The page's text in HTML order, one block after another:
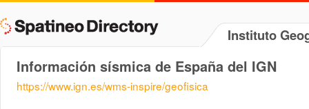
Instituto
Información sísmica de España del IGN
https://www.ign.es/wms-inspire/geofisica